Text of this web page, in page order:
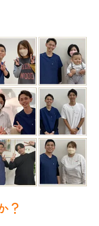
？